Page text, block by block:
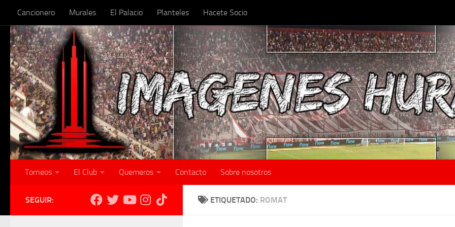
Skip to content
Cancionero Murales El Palacio Planteles Hacete Socio
Torneos El Club Quemeros Contacto Sobre nosotros
ETIQUETADO: ROMAT
SEGUIR: